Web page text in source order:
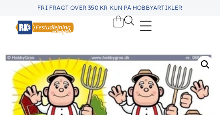
FRI FRAGT OVER 350 KR KUN PÅ HOBBYARTIKLER